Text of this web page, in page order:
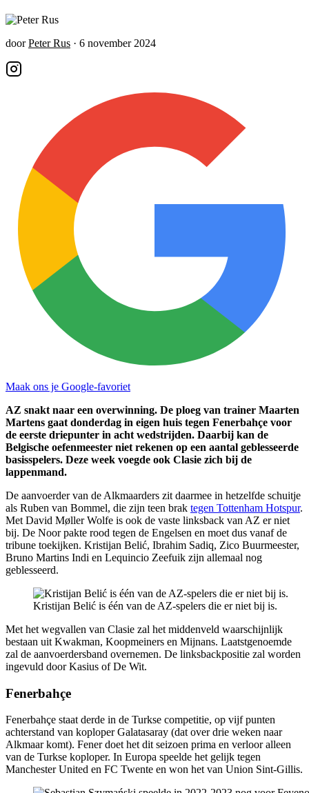
door Peter Rus · 6 november 2024
Maak ons je Google-favoriet
AZ snakt naar een overwinning. De ploeg van trainer Maarten
Martens gaat donderdag in eigen huis tegen Fenerbahçe voor
de eerste driepunter in acht wedstrijden. Daarbij kan de
Belgische oefenmeester niet rekenen op een aantal geblesseerde
basisspelers. Deze week voegde ook Clasie zich bij de
lappenmand.
De aanvoerder van de Alkmaarders zit daarmee in hetzelfde schuitje
als Ruben van Bommel, die zijn teen brak tegen Tottenham Hotspur.
Met David Møller Wolfe is ook de vaste linksback van AZ er niet
bij. De Noor pakte rood tegen de Engelsen en moet dus vanaf de
tribune toekijken. Kristijan Belić, Ibrahim Sadiq, Zico Buurmeester,
Bruno Martins Indi en Lequincio Zeefuik zijn allemaal nog
geblesseerd.
Kristijan Belić is één van de AZ-spelers die er niet bij is.
Met het wegvallen van Clasie zal het middenveld waarschijnlijk
bestaan uit Kwakman, Koopmeiners en Mijnans. Laatstgenoemde
zal de aanvoerdersband overnemen. De linksbackpositie zal worden
ingevuld door Kasius of De Wit.
Fenerbahçe
Fenerbahçe staat derde in de Turkse competitie, op vijf punten
achterstand van koploper Galatasaray (dat over drie weken naar
Alkmaar komt). Fener doet het dit seizoen prima en verloor alleen
van de Turkse koploper. In Europa speelde het gelijk tegen
Manchester United en FC Twente en won het van Union Sint-Gillis.